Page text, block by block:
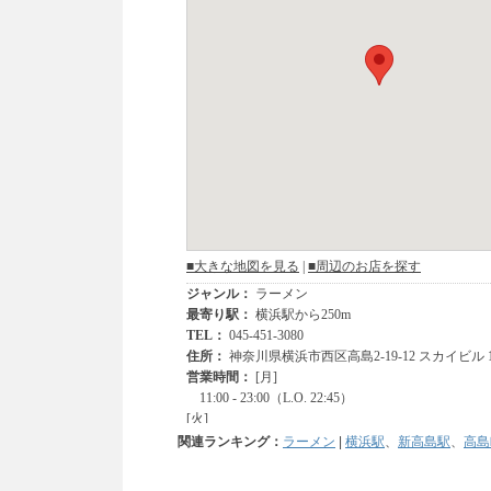
関連ランキング： ラーメン | 横浜駅、 新高島駅、 高